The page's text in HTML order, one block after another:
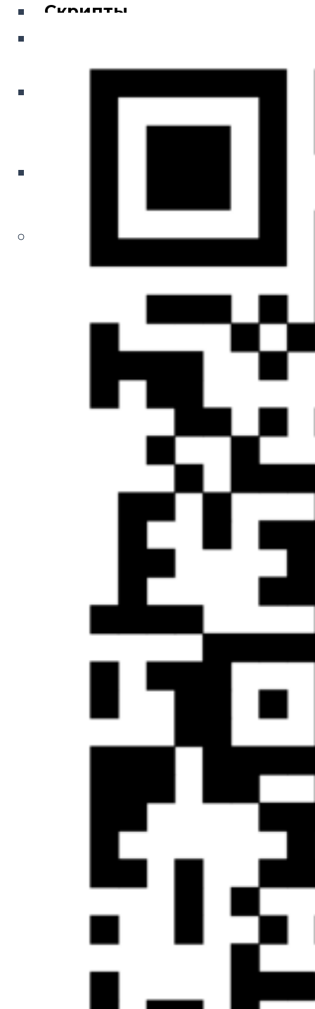
Скрипты
мероприятия
Готовые продукты
Голосовой робот
Голосовой
Как сократить ФОТ на 60%
Решение для вашего бизнеса
Интеграции с CRM и телефонией
Разработка чат-ботов, ботов
телемаркетинг
Информирование клиентов по
задолженностью
Проведение телефонных опросов и
Отдел продаж на аутсорсинге
Обзвон клиентов
Подтверждение заказов
Входящий